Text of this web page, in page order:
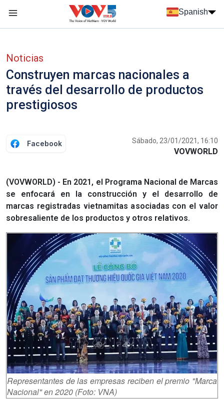
Spanish
Noticias
Construyen marcas nacionales a
través del desarrollo de productos
prestigiosos
Facebook Sábado, 23/01/2021, 16:10
VOVWORLD
(VOVWORLD) - En 2021, el Programa Nacional de Marcas
se enfocará en la construcción y el desarrollo de
marcas registradas vietnamitas asociadas con el valor
sobresaliente de los productos y otros relativos.
Representantes de las empresas reciben el premio "Marca
Nacional" en 2020 (Foto: VNA)